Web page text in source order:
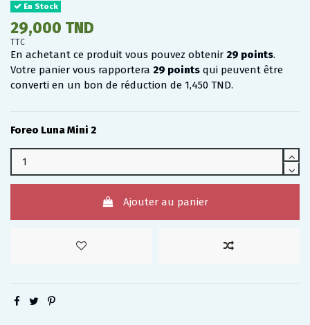
En Stock
29,000 TND
TTC
En achetant ce produit vous pouvez obtenir 29 points.
Votre panier vous rapportera 29 points qui peuvent être
converti en un bon de réduction de 1,450 TND.
Foreo Luna Mini 2
Ajouter au panier